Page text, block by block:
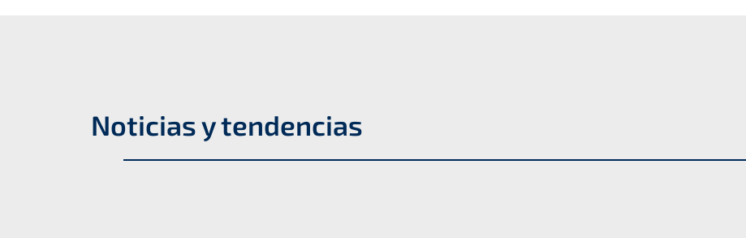
Noticias y tendencias